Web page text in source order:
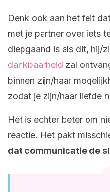
Denk ook aan het feit
met je partner over iets
diepgaand is als dit, hij/
dankbaarheid zal
binnen zijn/haar
zodat je zijn/haar liefde
Het is echter beter om
reactie. Het pakt
dat communicatie de